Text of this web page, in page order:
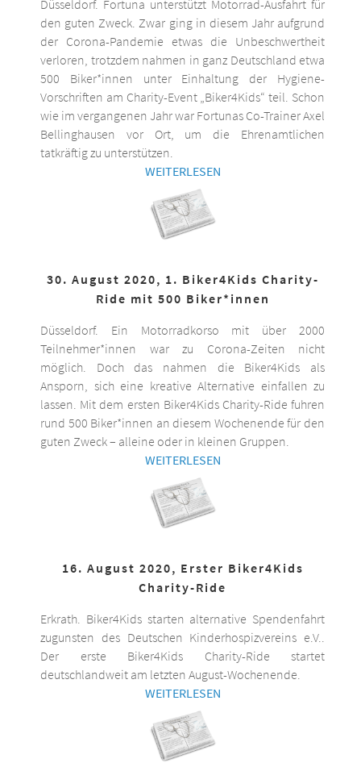
Düsseldorf. Fortuna unterstützt Motorrad-Ausfahrt für
den guten Zweck. Zwar ging in diesem Jahr aufgrund
der Corona-Pandemie etwas die Unbeschwertheit
verloren, trotzdem nahmen in ganz Deutschland etwa
500 Biker*innen unter Einhaltung der Hygiene-
Vorschriften am Charity-Event „Biker4Kids“ teil. Schon
wie im vergangenen Jahr war Fortunas Co-Trainer Axel
Bellinghausen vor Ort, um die Ehrenamtlichen
tatkräftig zu unterstützen.
WEITERLESEN
30. August 2020, 1. Biker4Kids Charity-
Ride mit 500 Biker*innen
Düsseldorf. Ein Motorradkorso mit über 2000
Teilnehmer*innen war zu Corona-Zeiten nicht
möglich. Doch das nahmen die Biker4Kids als
Ansporn, sich eine kreative Alternative einfallen zu
lassen. Mit dem ersten Biker4Kids Charity-Ride fuhren
rund 500 Biker*innen an diesem Wochenende für den
guten Zweck – alleine oder in kleinen Gruppen.
WEITERLESEN
16. August 2020, Erster Biker4Kids
Charity-Ride
Erkrath. Biker4Kids starten alternative Spendenfahrt
zugunsten des Deutschen Kinderhospizvereins e.V..
Der erste Biker4Kids Charity-Ride startet
deutschlandweit am letzten August-Wochenende.
WEITERLESEN